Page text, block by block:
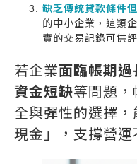
缺乏傳統貸款條件
的中小企業，這類
實的交易記錄可供
若企業面臨帳期過
資金短缺等問題，
全與彈性的選擇
現金」，支撐營運